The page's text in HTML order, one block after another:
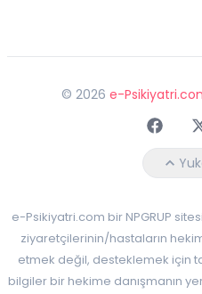
© 2026 e-
e-Psikiyatri.com bir NPGRUP
ziyaretçilerinin/hastaların
etmek değil, desteklemek için
bilgiler bir hekime danışmanın